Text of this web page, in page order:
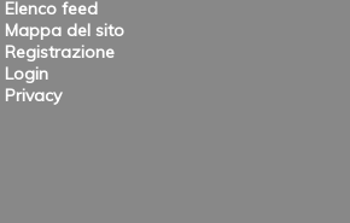
Elenco feed
Mappa del sito
Registrazione
Login
Privacy